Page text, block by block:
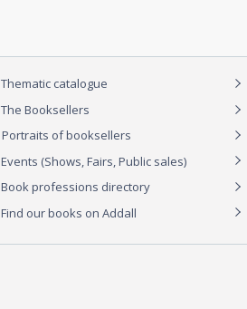
Thematic catalogue
The Booksellers
Portraits of booksellers
Events (Shows, Fairs, Public sales)
Book professions directory
Find our books on Addall